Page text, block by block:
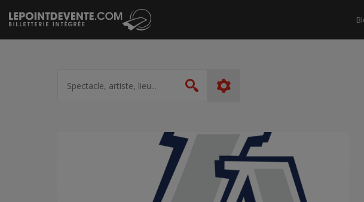
Passer
au
contenu
artiste,
lieu...
Rechercher